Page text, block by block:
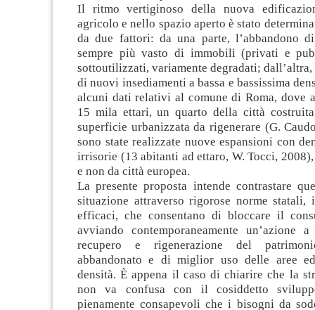
Il ritmo vertiginoso della nuova
agricolo e nello spazio aperto è stato
da due fattori: da una parte, l’abbandono
sempre più vasto di immobili (privati e
sottoutilizzati, variamente degradati;
di nuovi insediamenti a bassa e bassissima
alcuni dati relativi al comune di Roma, dove
15 mila ettari, un quarto della città
superficie urbanizzata da rigenerare (G.
sono state realizzate nuove espansioni con
irrisorie (13 abitanti ad ettaro, W. Tocci,
e non da città europea.
La presente proposta intende contrastare
situazione attraverso rigorose norme statali,
efficaci, che consentano di bloccare il
avviando contemporaneamente un’azione
recupero e rigenerazione del
abbandonato e di miglior uso delle aree
densità. È appena il caso di chiarire che la
non va confusa con il cosiddetto
pienamente consapevoli che i bisogni da